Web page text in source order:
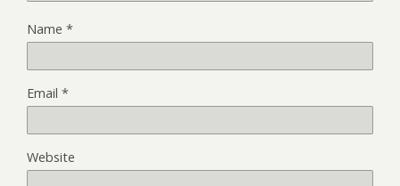
Name *
Email *
Website